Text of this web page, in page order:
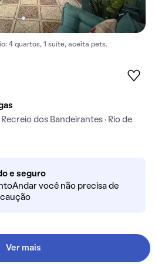
4 quartos, 1 suíte, aceita pets.
dos Bandeirantes · Rio de
e seguro
você não precisa de
Ver mais